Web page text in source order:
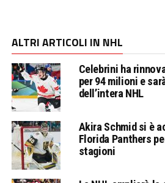
ALTRI ARTICOLI IN NHL
Celebrini ha
per 94 milioni e
dell’intera NHL
Akira Schmid si è
Florida Panthers
stagioni